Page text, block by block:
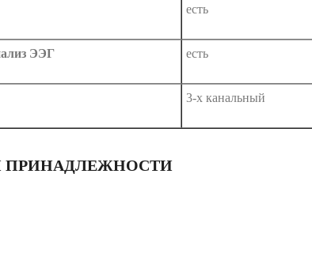
есть
ЭЭГ есть
3-х канальный
ПРИНАДЛЕЖНОСТИ